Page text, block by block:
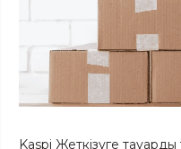
Kaspi Жеткізуге